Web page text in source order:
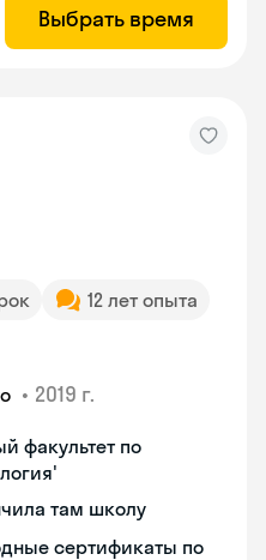
Выбрать время
12 лет опыта
• 2019 г.
факультет по
там школу
сертификаты по